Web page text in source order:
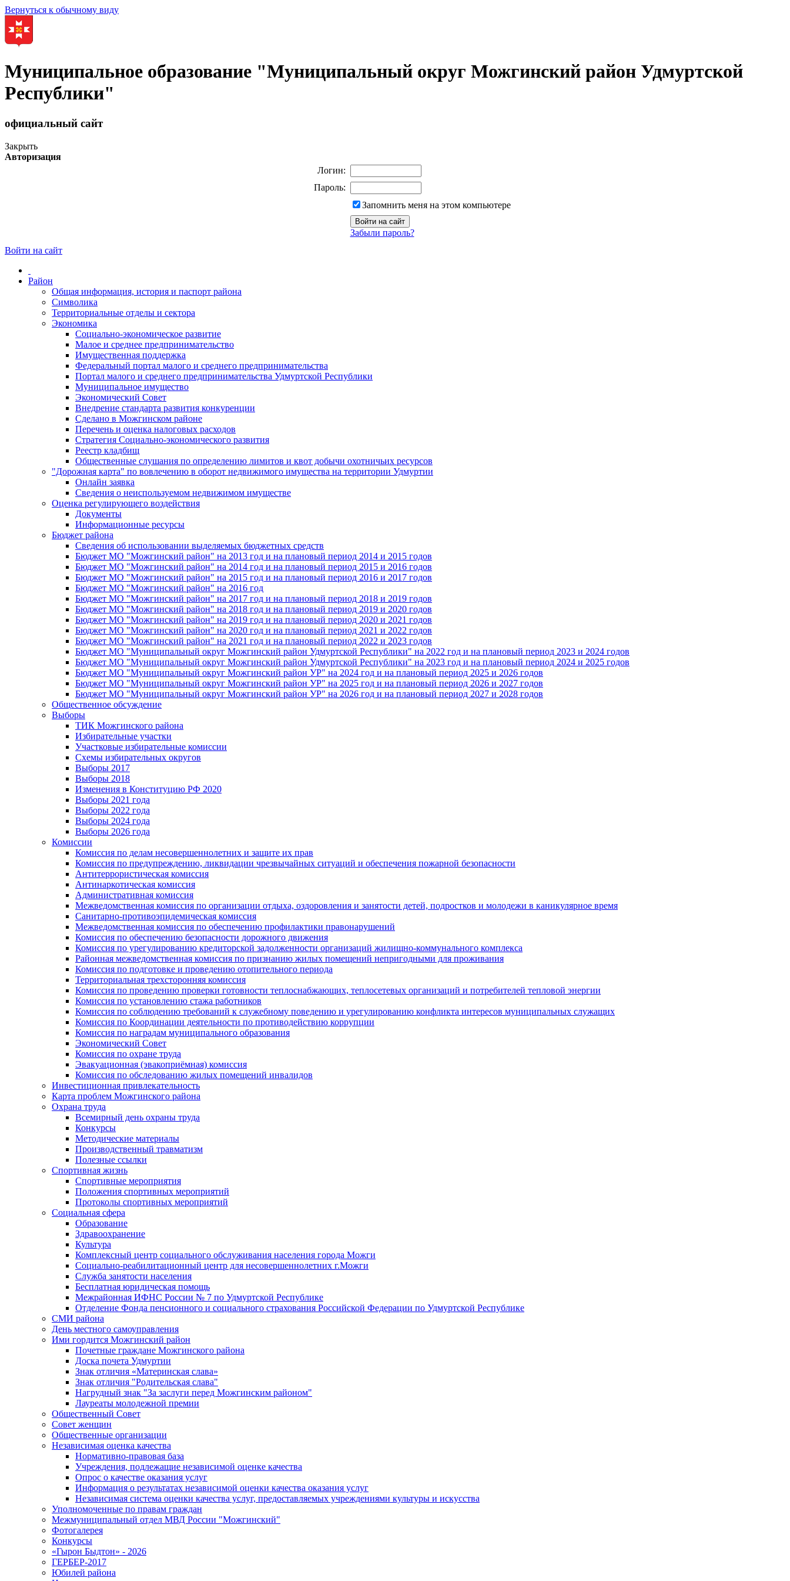
Вернуться к обычному виду
Муниципальное образование "Муниципальный округ Можгинский район Удмуртской
Республики"
официальный сайт
Закрыть
Авторизация
Логин:
Пароль:
Запомнить меня на этом компьютере
Забыли пароль?
Войти на сайт
Район
Общая информация, история и паспорт района
Символика
Территориальные отделы и сектора
Экономика
Социально-экономическое развитие
Малое и среднее предпринимательство
Имущественная поддержка
Федеральный портал малого и среднего предпринимательства
Портал малого и среднего предпринимательства Удмуртской Республики
Муниципальное имущество
Экономический Совет
Внедрение стандарта развития конкуренции
Сделано в Можгинском районе
Перечень и оценка налоговых расходов
Стратегия Социально-экономического развития
Реестр кладбищ
Общественные слушания по определению лимитов и квот добычи охотничьих ресурсов
"Дорожная карта" по вовлечению в оборот недвижимого имущества на территории Удмуртии
Онлайн заявка
Сведения о неиспользуемом недвижимом имуществе
Оценка регулирующего воздействия
Документы
Информационные ресурсы
Бюджет района
Сведения об использовании выделяемых бюджетных средств
Бюджет МО "Можгинский район" на 2013 год и на плановый период 2014 и 2015 годов
Бюджет МО "Можгинский район" на 2014 год и на плановый период 2015 и 2016 годов
Бюджет МО "Можгинский район" на 2015 год и на плановый период 2016 и 2017 годов
Бюджет МО "Можгинский район" на 2016 год
Бюджет МО "Можгинский район" на 2017 год и на плановый период 2018 и 2019 годов
Бюджет МО "Можгинский район" на 2018 год и на плановый период 2019 и 2020 годов
Бюджет МО "Можгинский район" на 2019 год и на плановый период 2020 и 2021 годов
Бюджет МО "Можгинский район" на 2020 год и на плановый период 2021 и 2022 годов
Бюджет МО "Можгинский район" на 2021 год и на плановый период 2022 и 2023 годов
Бюджет МО "Муниципальный округ Можгинский район Удмуртской Республики" на 2022 год и на плановый период 2023 и 2024 годов
Бюджет МО "Муниципальный округ Можгинский район Удмуртской Республики" на 2023 год и на плановый период 2024 и 2025 годов
Бюджет МО "Муниципальный округ Можгинский район УР" на 2024 год и на плановый период 2025 и 2026 годов
Бюджет МО "Муниципальный округ Можгинский район УР" на 2025 год и на плановый период 2026 и 2027 годов
Бюджет МО "Муниципальный округ Можгинский район УР" на 2026 год и на плановый период 2027 и 2028 годов
Общественное обсуждение
Выборы
ТИК Можгинского района
Избирательные участки
Участковые избирательные комиссии
Схемы избирательных округов
Выборы 2017
Выборы 2018
Изменения в Конституцию РФ 2020
Выборы 2021 года
Выборы 2022 года
Выборы 2024 года
Выборы 2026 года
Комиссии
Комиссия по делам несовершеннолетних и защите их прав
Комиссия по предупреждению, ликвидации чрезвычайных ситуаций и обеспечения пожарной безопасности
Антитеррористическая комиссия
Антинаркотическая комиссия
Административная комиссия
Межведомственная комиссия по организации отдыха, оздоровления и занятости детей, подростков и молодежи в каникулярное время
Санитарно-противоэпидемическая комиссия
Межведомственная комиссия по обеспечению профилактики правонарушений
Комиссия по обеспечению безопасности дорожного движения
Комиссия по урегулированию кредиторской задолженности организаций жилищно-коммунального комплекса
Районная межведомственная комиссия по признанию жилых помещений непригодными для проживания
Комиссия по подготовке и проведению отопительного периода
Территориальная трехсторонняя комиссия
Комиссия по проведению проверки готовности теплоснабжающих, теплосетевых организаций и потребителей тепловой энергии
Комиссия по установлению стажа работников
Комиссия по соблюдению требований к служебному поведению и урегулированию конфликта интересов муниципальных служащих
Комиссия по Координации деятельности по противодействию коррупции
Комиссия по наградам муниципального образования
Экономический Совет
Комиссия по охране труда
Эвакуационная (эвакоприёмная) комиссия
Комиссия по обследованию жилых помещений инвалидов
Инвестиционная привлекательность
Карта проблем Можгинского района
Охрана труда
Всемирный день охраны труда
Конкурсы
Методические материалы
Производственный травматизм
Полезные ссылки
Спортивная жизнь
Спортивные мероприятия
Положения спортивных мероприятий
Протоколы спортивных мероприятий
Социальная сфера
Образование
Здравоохранение
Культура
Комплексный центр социального обслуживания населения города Можги
Социально-реабилитационный центр для несовершеннолетних г.Можги
Служба занятости населения
Бесплатная юридическая помощь
Межрайонная ИФНС России № 7 по Удмуртской Республике
Отделение Фонда пенсионного и социального страхования Российской Федерации по Удмуртской Республике
СМИ района
День местного самоуправления
Ими гордится Можгинский район
Почетные граждане Можгинского района
Доска почета Удмуртии
Знак отличия «Материнская слава»
Знак отличия "Родительская слава"
Нагрудный знак "За заслуги перед Можгинским районом"
Лауреаты молодежной премии
Общественный Совет
Совет женщин
Общественные организации
Независимая оценка качества
Нормативно-правовая база
Учреждения, подлежащие независимой оценке качества
Опрос о качестве оказания услуг
Информация о результатах независимой оценки качества оказания услуг
Независимая система оценки качества услуг, предоставляемых учреждениями культуры и искусства
Уполномоченные по правам граждан
Межмуниципальный отдел МВД России "Можгинский"
Фотогалерея
Конкурсы
«Гырон Быдтон» - 2026
ГЕРБЕР-2017
Юбилей района